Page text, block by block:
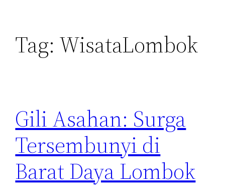
Tag: WisataLombok
Gili Asahan: Surga
Tersembunyi di
Barat Daya Lombok